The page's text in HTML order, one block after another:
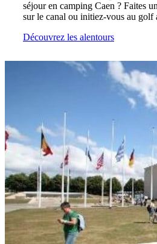
séjour en camping Caen ? Faites
sur le canal ou initiez-vous au golf
Découvrez les alentours